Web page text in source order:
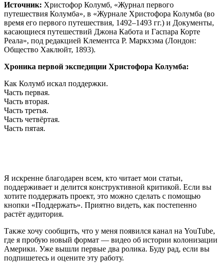
Источник: Христофор Колумб, «Журнал первого
путешествия Колумба», в «Журнале Христофора Колумба (во
время его первого путешествия, 1492–1493 гг.) и Документы,
касающиеся путешествий Джона Кабота и Гаспара Корте
Реала», под редакцией Клементса Р. Маркхэма (Лондон:
Общество Хаклюйт, 1893).
Хроника первой экспедиции Христофора Колумба:
Как Колумб искал поддержки.
Часть первая.
Часть вторая.
Часть третья.
Часть четвёртая.
Часть пятая.
Я искренне благодарен всем, кто читает мои статьи,
поддерживает и делится конструктивной критикой. Если вы
хотите поддержать проект, это можно сделать с помощью
кнопки «Поддержать». Приятно видеть, как постепенно
растёт аудитория.
Также хочу сообщить, что у меня появился канал на YouTube,
где я пробую новый формат — видео об истории колонизации
Америки. Уже вышли первые два ролика. Буду рад, если вы
подпишетесь и оцените эту работу.